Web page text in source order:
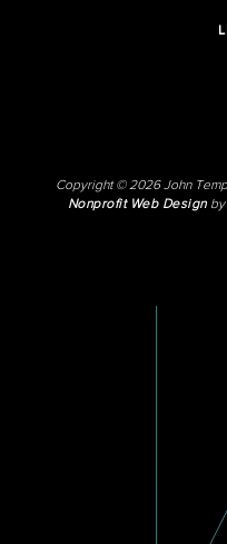
Copyright © 2026 John
Nonprofit Web Designby